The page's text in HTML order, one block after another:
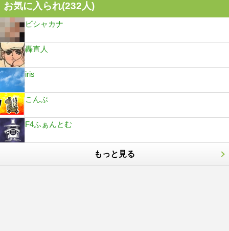
お気に入られ(232人)
ビシャカナ
轟直人
iris
こんぶ
F4ふぁんとむ
もっと見る